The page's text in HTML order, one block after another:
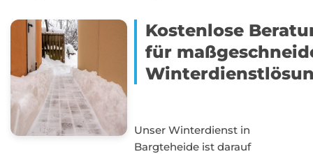
Kostenlose
für
Unser Winterdienst in
Bargteheide ist darauf